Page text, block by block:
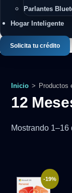
Parlantes
Hogar Inteligente
Solicita tu crédito
Inicio > Productos
12
Mostrando 1–16
-19%